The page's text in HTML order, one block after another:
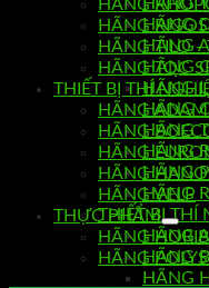
HÃNG
HÃNG
HÃNG
HÃNG
HÃNG
HÃNG
HÃNG
HÃNG
HÃNG
THIẾT BỊ THÍ
HÃNG
HÃNG
HÃNG
HÃNG
HÃNG
HÃNG TILO
HÃNG TQC
THIẾT BỊ THÍ
HÃNG
HÃNG
HÃNG
HÃNG
HÃNG VELP
THỰC PHẨM
HÃNG
HÃNG